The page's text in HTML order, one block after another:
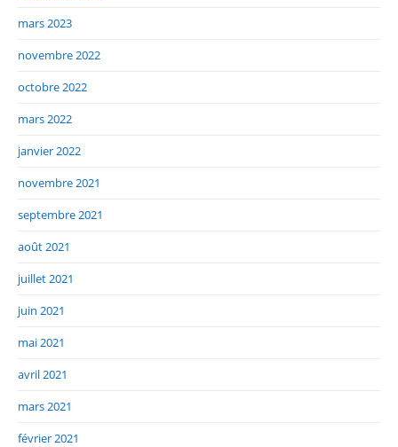
mars 2023
novembre 2022
octobre 2022
mars 2022
janvier 2022
novembre 2021
septembre 2021
août 2021
juillet 2021
juin 2021
mai 2021
avril 2021
mars 2021
février 2021